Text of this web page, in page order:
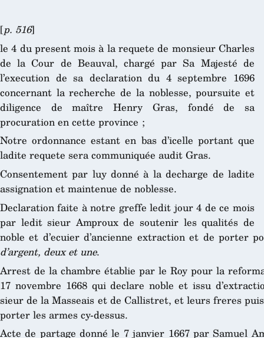
[p. 516]
le 4 du present mois à la requete de monsieur Charles
de la Cour de Beauval, chargé par Sa Majesté de
l’execution de sa declaration du 4 septembre 1696
concernant la recherche de la noblesse, poursuite et
diligence de maître Henry Gras, fondé de sa
procuration en cette province ;
Notre ordonnance estant en bas d’icelle portant que
ladite requete sera communiquée audit Gras.
Consentement par luy donné à la decharge de ladite
assignation et maintenue de noblesse.
Declaration faite à notre greffe ledit jour 4 de ce mois
par ledit sieur Amproux de soutenir les qualités de
noble et d’ecuier d’ancienne extraction et de porter
d’argent, deux et une.
Arrest de la chambre établie par le Roy pour la
17 novembre 1668 qui declare noble et issu
sieur de la Masseais et de Callistret, et leurs freres
porter les armes cy-dessus.
Acte de partage donné le 7 janvier 1667 par Samuel